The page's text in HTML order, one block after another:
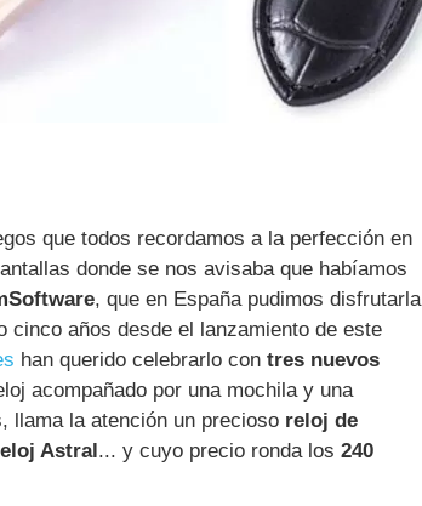
que todos recordamos a la perfección en
donde se nos avisaba que habíamos
, que en España pudimos disfrutarla
cinco años desde el lanzamiento de este
han querido celebrarlo con tres nuevos
acompañado por una mochila y una
llama la atención un precioso reloj de
Astral ... y cuyo precio ronda los 240